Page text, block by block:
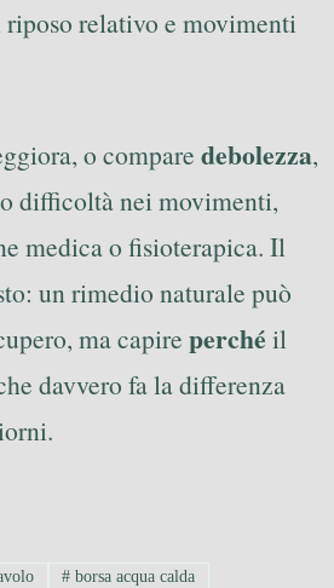
riposo relativo e movimenti
o compare debolezza,
difficoltà nei movimenti,
medica o fisioterapica. Il
un rimedio naturale può
ma capire perché il
davvero fa la differenza
# borsa acqua calda